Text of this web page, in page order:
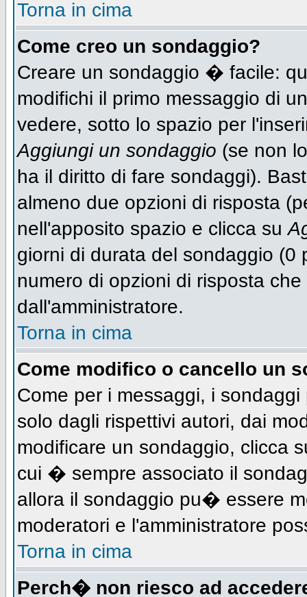
Torna in cima
Come creo un sondaggio?
Creare un sondaggio � facile:
modifichi il primo messaggio di
vedere, sotto lo spazio per
Aggiungi un sondaggio (se non
ha il diritto di fare sondaggi).
almeno due opzioni di risposta
nell'apposito spazio e clicca su
giorni di durata del sondaggio
numero di opzioni di risposta
dall'amministratore.
Torna in cima
Come modifico o cancello un
Come per i messaggi, i
solo dagli rispettivi autori, dai
modificare un sondaggio, clicca
cui � sempre associato il
allora il sondaggio pu� essere
moderatori e l'amministratore
Torna in cima
Perch� non riesco ad